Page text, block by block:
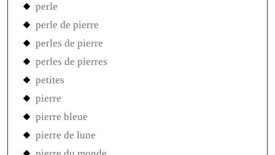
perle
perle de pierre
perles de pierre
perles de pierres
petites
pierre
pierre bleue
pierre de lune